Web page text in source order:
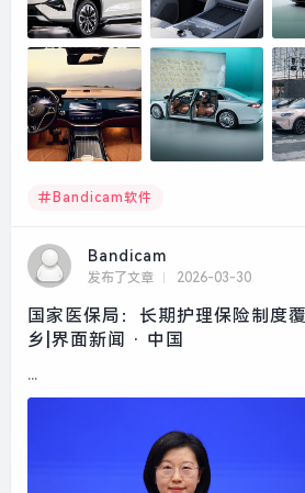
Bandicam软件
Bandicam
发布了文章 2026-03-30
国家医保局：长期护理保险制度
乡|界面新闻 · 中国
...